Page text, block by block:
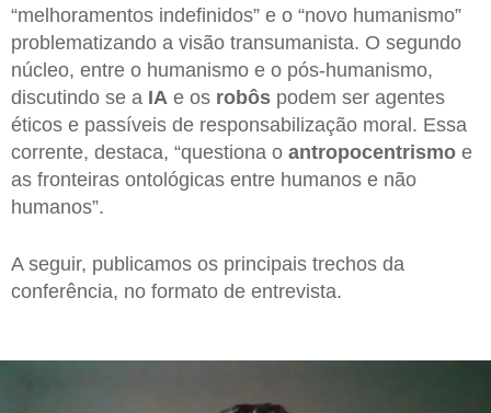
“melhoramentos indefinidos” e o “novo humanismo”
problematizando a visão transumanista. O segundo
núcleo, entre o humanismo e o pós-humanismo,
discutindo se a IA e os robôs podem ser agentes
éticos e passíveis de responsabilização moral. Essa
corrente, destaca, “questiona o antropocentrismo e
as fronteiras ontológicas entre humanos e não
humanos”.
A seguir, publicamos os principais trechos da
conferência, no formato de entrevista.